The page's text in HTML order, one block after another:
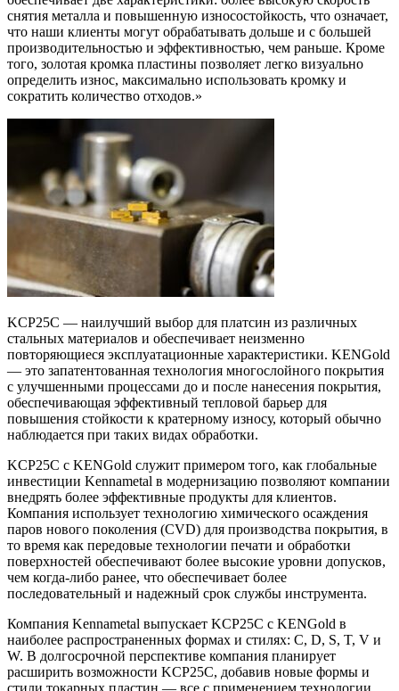
снятия металла и повышенную износостойкость, что означает,
что наши клиенты могут обрабатывать дольше и с большей
производительностью и эффективностью, чем раньше. Кроме
того, золотая кромка пластины позволяет легко визуально
определить износ, максимально использовать кромку и
сократить количество отходов.»
KCP25C — наилучший выбор для платсин из различных
стальных материалов и обеспечивает неизменно
повторяющиеся эксплуатационные характеристики. KENGold
— это запатентованная технология многослойного покрытия
с улучшенными процессами до и после нанесения покрытия,
обеспечивающая эффективный тепловой барьер для
повышения стойкости к кратерному износу, который обычно
наблюдается при таких видах обработки.
KCP25C с KENGold служит примером того, как глобальные
инвестиции Kennametal в модернизацию позволяют компании
внедрять более эффективные продукты для клиентов.
Компания использует технологию химического осаждения
паров нового поколения (CVD) для производства покрытия, в
то время как передовые технологии печати и обработки
поверхностей обеспечивают более высокие уровни допусков,
чем когда-либо ранее, что обеспечивает более
последовательный и надежный срок службы инструмента.
Компания Kennametal выпускает KCP25C с KENGold в
наиболее распространенных формах и стилях: C, D, S, T, V и
W. В долгосрочной перспективе компания планирует
расширить возможности KCP25C, добавив новые формы и